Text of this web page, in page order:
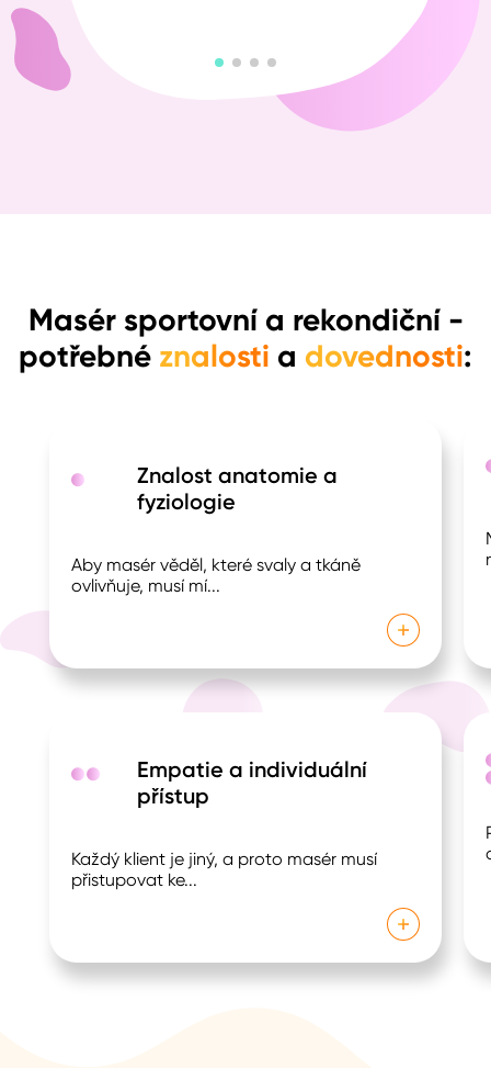
Masér sportovní a rekondiční-
potřebné znalosti a dovednosti:
Znalost anatomie a
fyziologie
Aby masér věděl, které svaly a tkáně
ovlivňuje, musí mí...
Empatie a individuální
přístup
Každý klient je jiný, a proto masér musí
přistupovat ke...